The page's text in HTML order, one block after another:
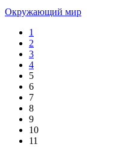
Окружающий мир
1
2
3
4
5
6
7
8
9
10
11